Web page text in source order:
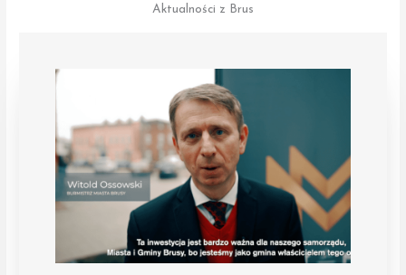
Aktualności z Brus